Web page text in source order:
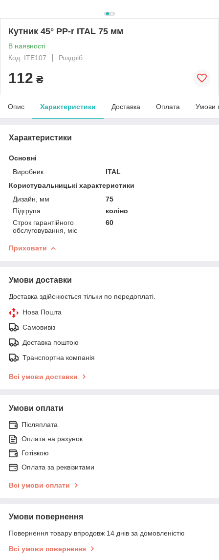
Кутник 45° PP-r ITAL 75 мм
В наявності
Код: ITE107
Роздріб
112 ₴
Опис Характеристики Доставка Оплата Умови
Характеристики
Основні
Виробник
ITAL
Користувальницькі характеристики
Дизайн, мм
75
Підгрупа
коліно
Строк гарантійного
обслуговування, міс
60
Приховати
Умови доставки
Доставка здійснюється тільки по передоплаті.
Нова Пошта
Самовивіз
Доставка поштою
Транспортна компанія
Всі умови доставки
Умови оплати
Післяплата
Оплата на рахунок
Готівкою
Оплата за реквізитами
Всі умови оплати
Умови повернення
Повернення товару впродовж 14 днів за домовленістю
Всі умови повернення